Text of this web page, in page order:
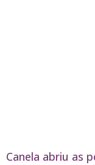
Canela abriu as